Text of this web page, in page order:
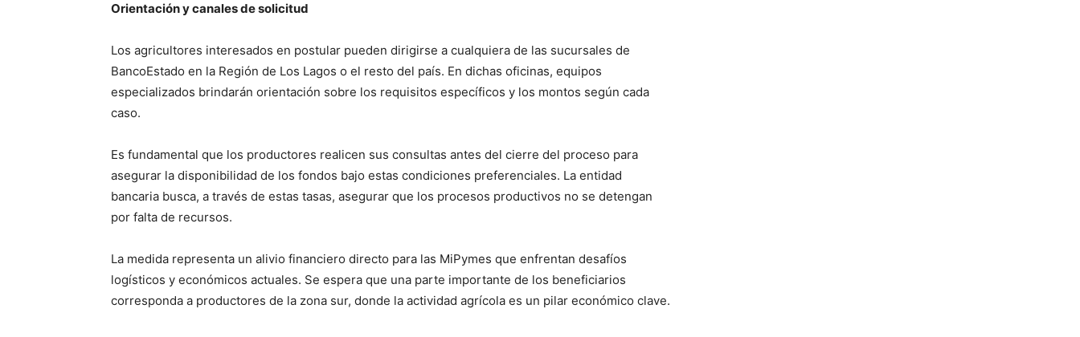
Orientación y canales de solicitud
Los agricultores interesados en postular pueden dirigirse a cualquiera de las sucursales de
BancoEstado en la Región de Los Lagos o el resto del país. En dichas oficinas, equipos
especializados brindarán orientación sobre los requisitos específicos y los montos según cada
caso.
Es fundamental que los productores realicen sus consultas antes del cierre del proceso para
asegurar la disponibilidad de los fondos bajo estas condiciones preferenciales. La entidad
bancaria busca, a través de estas tasas, asegurar que los procesos productivos no se detengan
por falta de recursos.
La medida representa un alivio financiero directo para las MiPymes que enfrentan desafíos
logísticos y económicos actuales. Se espera que una parte importante de los beneficiarios
corresponda a productores de la zona sur, donde la actividad agrícola es un pilar económico clave.